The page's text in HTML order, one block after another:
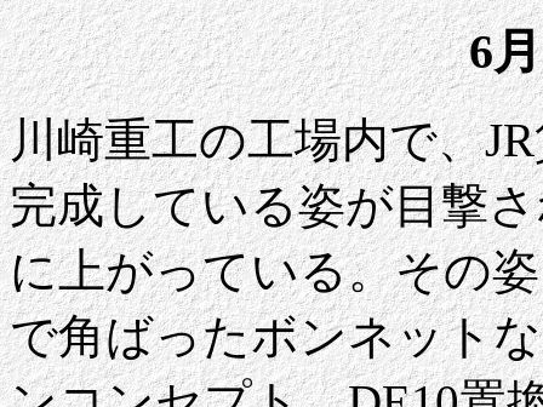
6
川崎重工の工場内で、
完成している姿が目撃
に上がっている。その
で角ばったボンネット